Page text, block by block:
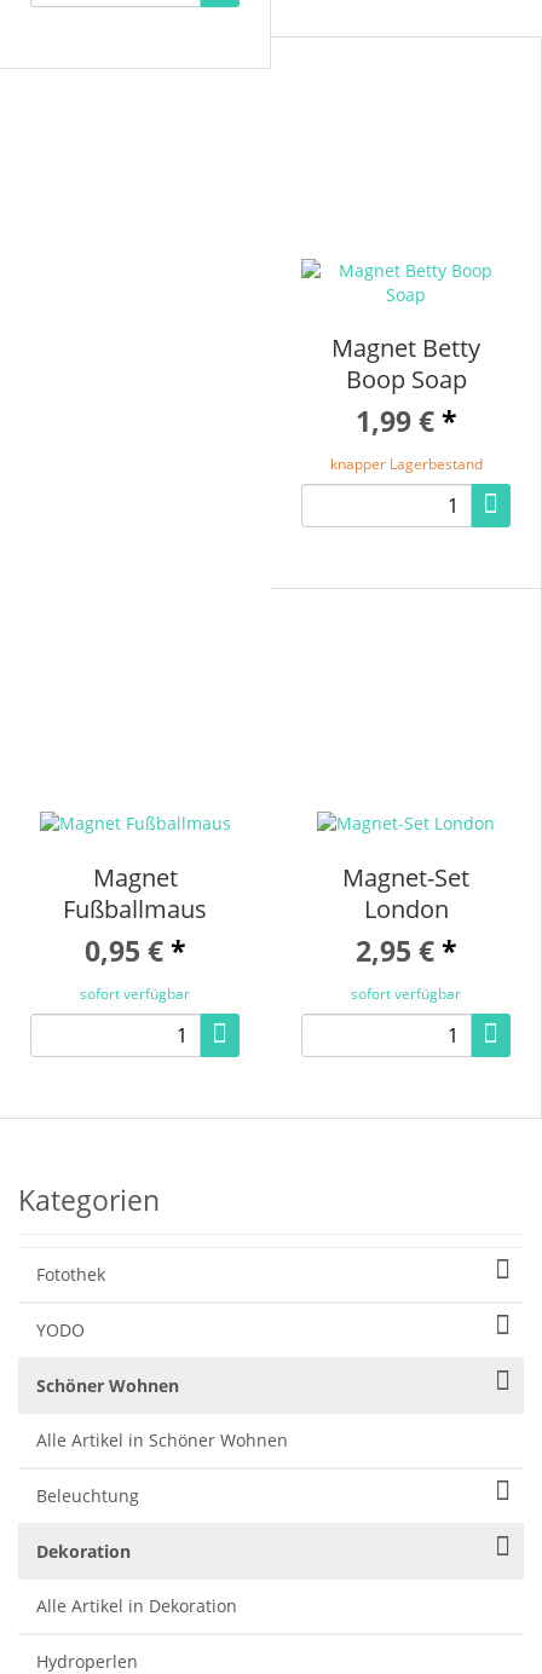
Magnet Betty
Boop Soap
1,99 € *
knapper Lagerbestand
Magnet
Fußballmaus
0,95 € *
sofort verfügbar
Magnet-Set
London
2,95 € *
sofort verfügbar
Kategorien
Fotothek
YODO
Schöner Wohnen
Alle Artikel in Schöner Wohnen
Beleuchtung
Dekoration
Alle Artikel in Dekoration
Hydroperlen